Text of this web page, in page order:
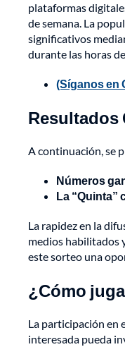
plataformas
de semana. La
significativos
durante las horas
(Síganos en
Resultados
A continuación, se
Números
La “Quinta”
La rapidez en la
medios habilitados
este sorteo una
¿Cómo
La participación en
interesada pueda